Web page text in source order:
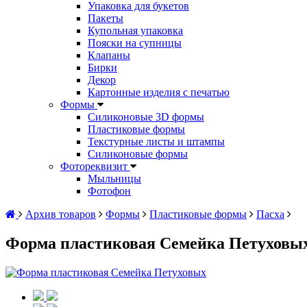
Упаковка для букетов
Пакеты
Купольная упаковка
Пояски на супницы
Клапаны
Бирки
Декор
Картонные изделия с печатью
Формы
Силиконовые 3D формы
Пластиковые формы
Текстурные листы и штампы
Силиконовые формы
Фотореквизит
Мыльницы
Фотофон
Архив товаров
Формы Пластиковые формы Пасха
Форма пластиковая Семейка